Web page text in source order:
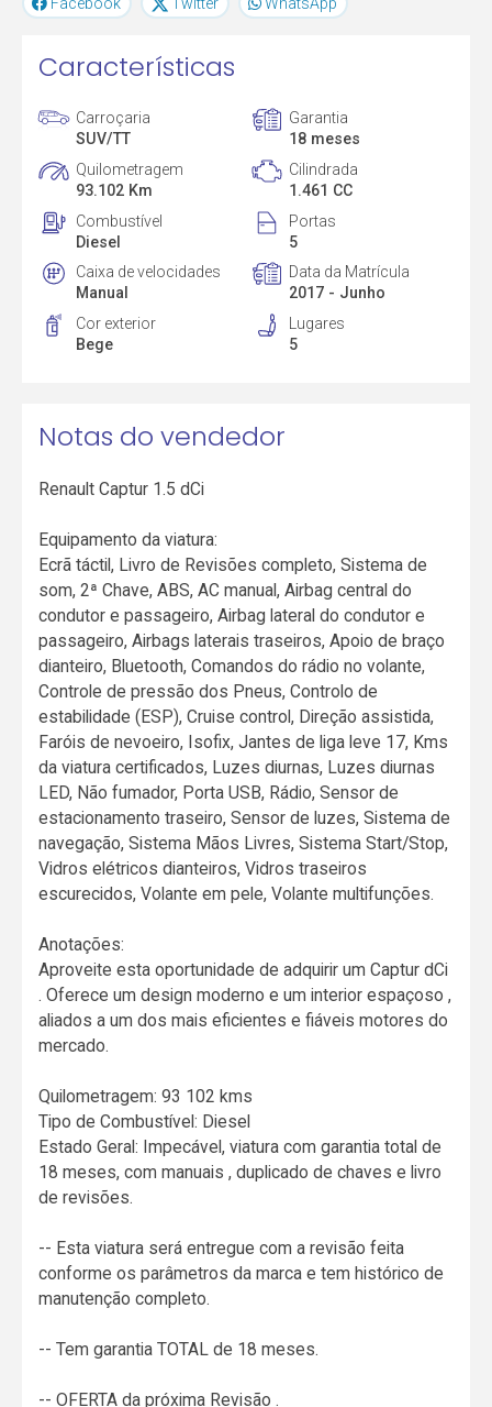
Características
Carroçaria
SUV/TT
Garantia
18 meses
Quilometragem
93.102 Km
Cilindrada
1.461 CC
Combustível
Diesel
Portas
5
Caixa de velocidades
Manual
Data da Matrícula
2017 - Junho
Cor exterior
Bege
Lugares
5
Notas do vendedor
Renault Captur 1.5 dCi
Equipamento da viatura:
Ecrã táctil, Livro de Revisões completo, Sistema de
som, 2ª Chave, ABS, AC manual, Airbag central do
condutor e passageiro, Airbag lateral do condutor e
passageiro, Airbags laterais traseiros, Apoio de braço
dianteiro, Bluetooth, Comandos do rádio no volante,
Controle de pressão dos Pneus, Controlo de
estabilidade (ESP), Cruise control, Direção assistida,
Faróis de nevoeiro, Isofix, Jantes de liga leve 17, Kms
da viatura certificados, Luzes diurnas, Luzes diurnas
LED, Não fumador, Porta USB, Rádio, Sensor de
estacionamento traseiro, Sensor de luzes, Sistema de
navegação, Sistema Mãos Livres, Sistema Start/Stop,
Vidros elétricos dianteiros, Vidros traseiros
escurecidos, Volante em pele, Volante multifunções.
Anotações:
Aproveite esta oportunidade de adquirir um Captur dCi
. Oferece um design moderno e um interior espaçoso ,
aliados a um dos mais eficientes e fiáveis motores do
mercado.
Quilometragem: 93 102 kms
Tipo de Combustível: Diesel
Estado Geral: Impecável, viatura com garantia total de
18 meses, com manuais , duplicado de chaves e livro
de revisões.
-- Esta viatura será entregue com a revisão feita
conforme os parâmetros da marca e tem histórico de
manutenção completo.
-- Tem garantia TOTAL de 18 meses.
-- OFERTA da próxima Revisão .